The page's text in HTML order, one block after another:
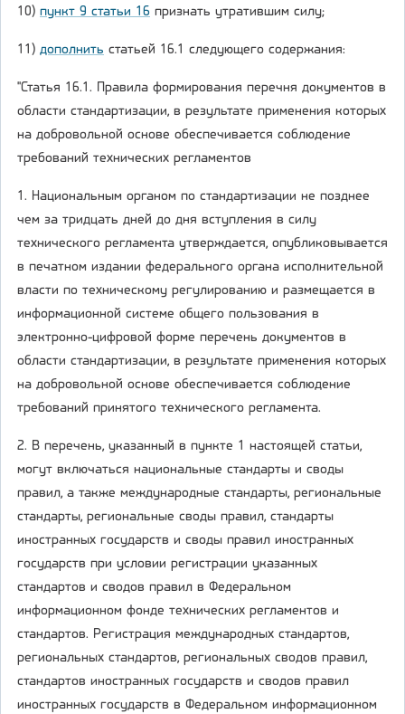
10) пункт 9 статьи 16 признать утратившим силу;
11) дополнить статьей 16.1 следующего содержания:
"Статья 16.1. Правила формирования перечня документов в
области стандартизации, в результате применения которых
на добровольной основе обеспечивается соблюдение
требований технических регламентов
1. Национальным органом по стандартизации не позднее
чем за тридцать дней до дня вступления в силу
технического регламента утверждается, опубликовывается
в печатном издании федерального органа исполнительной
власти по техническому регулированию и размещается в
информационной системе общего пользования в
электронно-цифровой форме перечень документов в
области стандартизации, в результате применения которых
на добровольной основе обеспечивается соблюдение
требований принятого технического регламента.
2. В перечень, указанный в пункте 1 настоящей статьи,
могут включаться национальные стандарты и своды
правил, а также международные стандарты, региональные
стандарты, региональные своды правил, стандарты
иностранных государств и своды правил иностранных
государств при условии регистрации указанных
стандартов и сводов правил в Федеральном
информационном фонде технических регламентов и
стандартов. Регистрация международных стандартов,
региональных стандартов, региональных сводов правил,
стандартов иностранных государств и сводов правил
иностранных государств в Федеральном информационном